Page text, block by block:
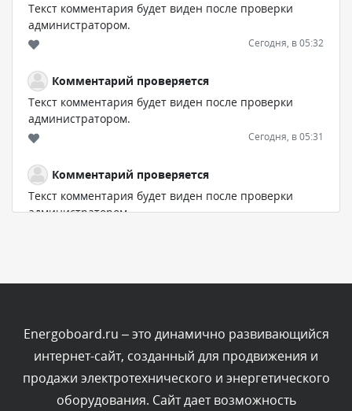
Текст комментария будет виден после проверки
администратором.
Сегодня, в 05:32
Комментарий проверяется
Текст комментария будет виден после проверки
администратором.
Сегодня, в 05:31
Комментарий проверяется
Текст комментария будет виден после проверки
администратором.
Комментарий проверяется
Текст комментария будет виден после проверки
администратором.
Energoboard.ru – это динамично развивающийся
интернет-сайт, созданный для продвижения и
продажи электротехнического и энергетического
оборудования. Сайт дает возможность